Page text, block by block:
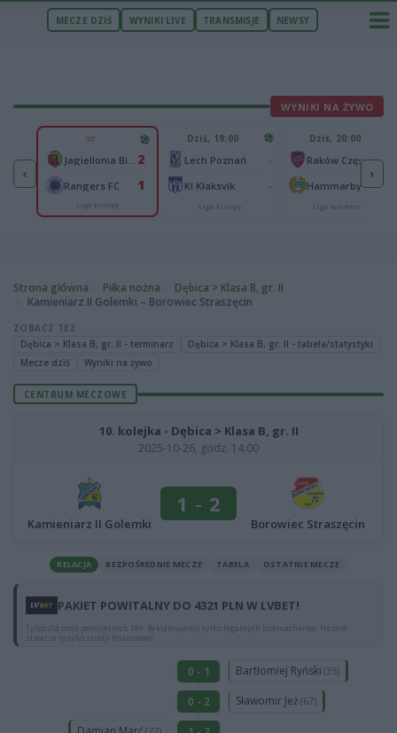
MECZE DZIŚ WYNIKI LIVE TRANSMISJE NEWSY
WYNIKI NA ŻYWO
‹
1
0
30'
2
Rangers FC 1
Liga Europy
Dziś, 19:00
Lech Poznań
KI Klaksvik
Liga Europy
Dziś, 20:00
Raków Częstochowa
Hammarby IF
Liga Konferencji
›
Strona główna Piłka nożna
Dębica > Klasa B, gr. II
Kamieniarz II Golemki – Borowiec Straszęcin
ZOBACZ TEŻ
Dębica > Klasa B, gr. II - terminarz
Dębica > Klasa B, gr. II - tabela/statystyki
Mecze dziś
Wyniki na żywo
CENTRUM MECZOWE
10. kolejka - Dębica > Klasa B, gr. II
2025-10-26, godz. 14:00
Kamieniarz II Golemki
1 - 2
Borowiec Straszęcin
RELACJA BEZPOŚREDNIE MECZE TABELA OSTATNIE MECZE
PAKIET POWITALNY DO 4321 PLN W LVBET!
Tylko dla osób pełnoletnich 18+. Reklamujemy tylko legalnych bukmacherów. Hazard
stwarza ryzyko straty finansowej.
0 - 1 Bartłomiej Ryński (35)
0 - 2 Sławomir Jeż (67)